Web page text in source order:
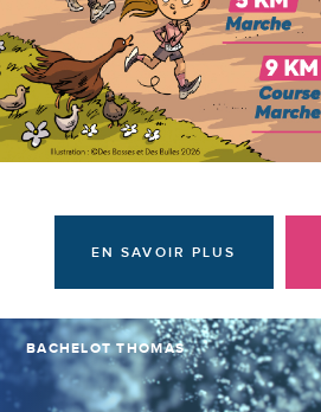
Actualités
Prendre rendez-vous
EN SAVOIR PLUS
BACHELOT THOMAS